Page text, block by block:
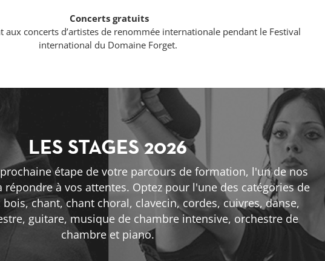
Concerts gratuits
aux concerts d’artistes de renommée internationale pendant le Festival
international du Domaine Forget.
LES STAGES 2026
étape de votre parcours de formation, l'un de nos
répondre à vos attentes. Optez pour l'une des catégories de
bois, chant, chant choral, clavecin, cordes, cuivres, danse,
guitare, musique de chambre intensive, orchestre de
chambre et piano.